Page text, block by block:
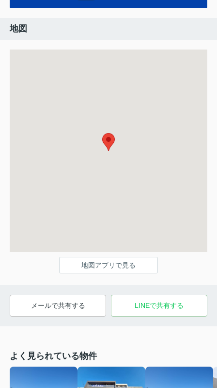
地図
地図アプリで見る
メールで共有する LINEで共有する
よく見られている物件